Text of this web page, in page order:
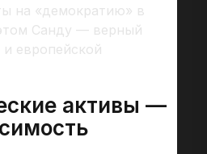
на «демократию» в
Санду — верный
европейской
активы —